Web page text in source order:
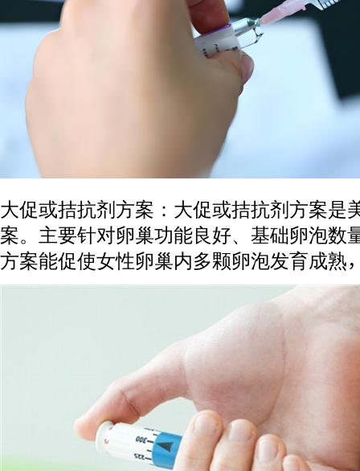
大促或拮抗剂方案：大促或拮抗剂方案是
案。主要针对卵巢功能良好、基础卵泡数
方案能促使女性卵巢内多颗卵泡发育成熟